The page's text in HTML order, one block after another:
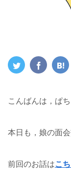
こんばんは，ぱち
本日も，娘の面
前回のお話はこ